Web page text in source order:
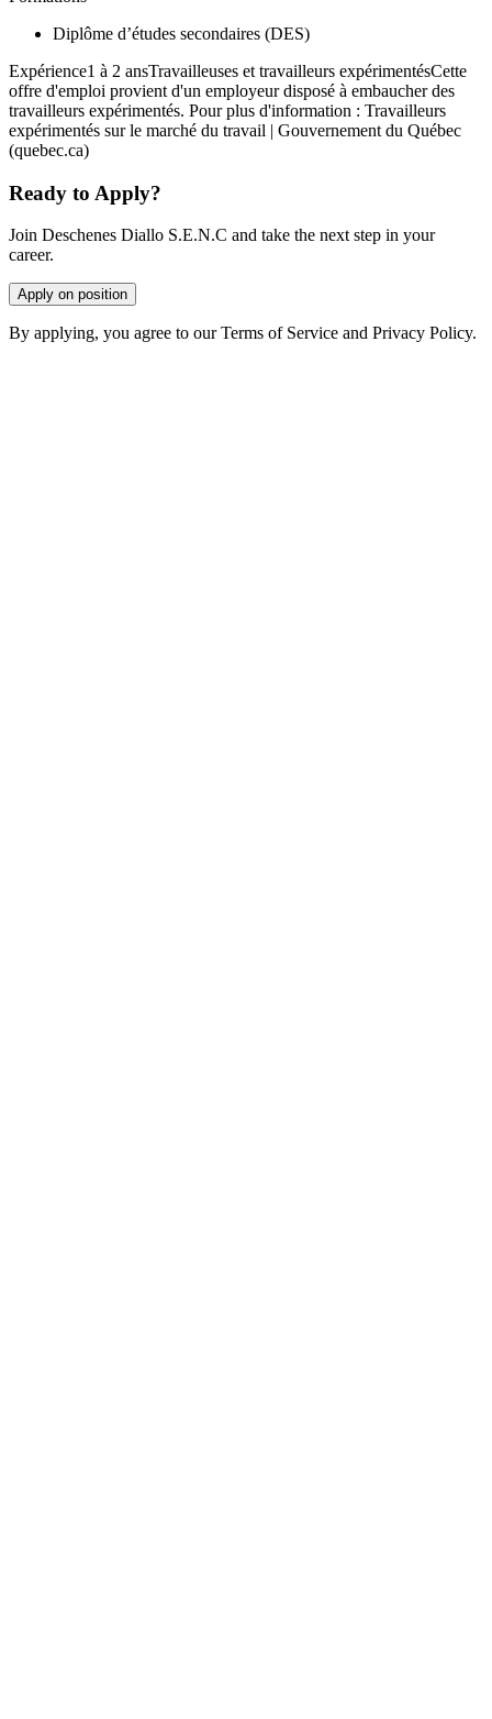
Diplôme d’études secondaires (DES)
Expérience1 à 2 ansTravailleuses et travailleurs expérimentésCette
offre d'emploi provient d'un employeur disposé à embaucher des
travailleurs expérimentés. Pour plus d'information : Travailleurs
expérimentés sur le marché du travail | Gouvernement du Québec
(quebec.ca)
Ready to Apply?
Join Deschenes Diallo S.E.N.C and take the next step in your
career.
Apply on position
By applying, you agree to our Terms of Service and Privacy Policy.